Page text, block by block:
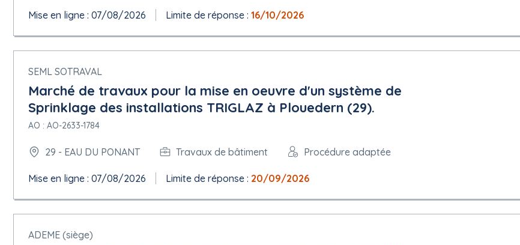
Mise en ligne : 07/08/2026 Limite de réponse : 16/10/2026
SEML SOTRAVAL
Marché de travaux pour la mise en oeuvre d'un système de
Sprinklage des installations TRIGLAZ à Plouedern (29).
AO : AO-2633-1784
29 - EAU DU PONANT Travaux de bâtiment Procédure adaptée
Mise en ligne : 07/08/2026 Limite de réponse : 20/09/2026
ADEME (siège)